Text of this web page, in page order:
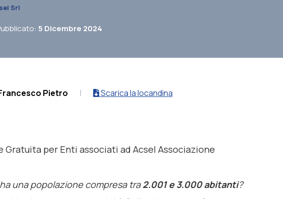
Srl
5 Dicembre 2024
Pietro
| Scarica la locandina
Gratuita per Enti associati ad Acsel Associazione
una popolazione compresa tra2.001 e 3.000 abitanti?